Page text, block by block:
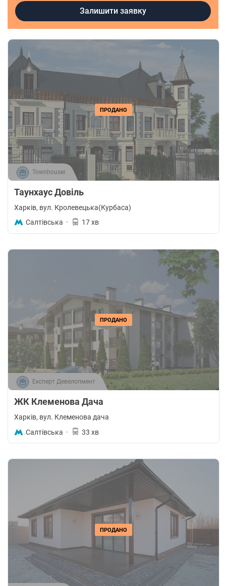
Залишити заявку
ПРОДАНО
Townhouser
Таунхаус Довіль
Харків, вул. Кролевецька(Курбаса)
Салтівська · 17 хв
ПРОДАНО
Експерт Девелопмент
ЖК Клеменова Дача
Харків, вул. Клеменова дача
Салтівська · 33 хв
ПРОДАНО